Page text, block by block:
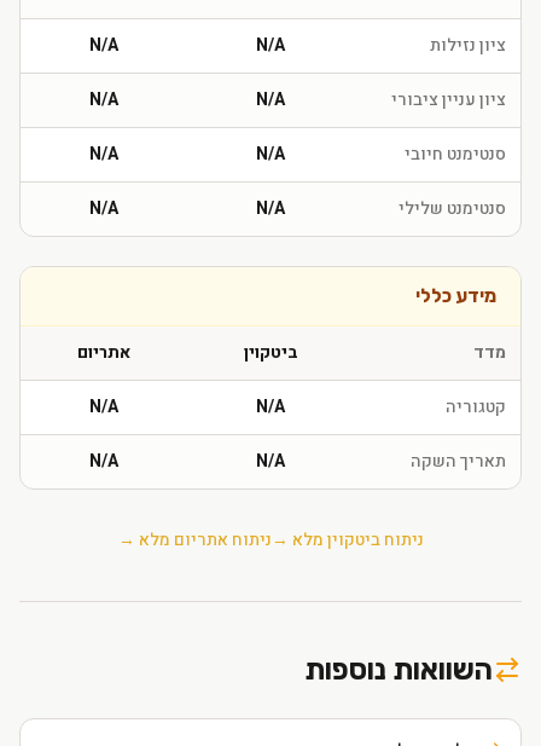
ציון נזילות N/A
N/A
ציון עניין ציבורי N/A
N/A
סנטימנט חיובי N/A
N/A
סנטימנט שלילי N/A
N/A
מידע כללי
מדד ביטקוין אתריום
קטגוריה N/A
N/A
תאריך השקה N/A
N/A
ניתוחביטקויןמלא →ניתוח אתריום מלא →
השוואות נוספות